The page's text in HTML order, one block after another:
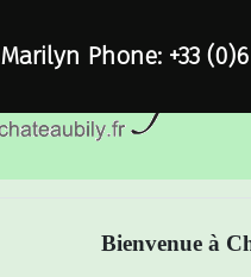
Marilyn Phone: +33
Bienvenue à